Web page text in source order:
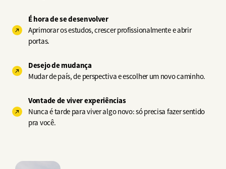
É hora de se desenvolver
Aprimorar os estudos, crescer profissionalmente e abrir
portas.
Desejo de mudança
Mudar de país, de perspectiva e escolher um novo caminho.
Vontade de viver experiências
Nunca é tarde para viver algo novo: só precisa fazer sentido
pra você.